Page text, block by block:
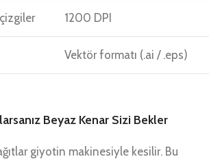
1200 DPI
Vektör formatı (.ai / .eps)
Beyaz Kenar Sizi Bekler
giyotin makinesiyle kesilir. Bu